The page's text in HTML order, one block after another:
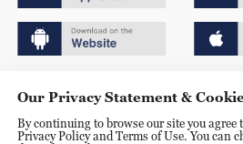
京ICP备20000184号
Our Privacy Statement &
By continuing to browse our site you agree
Privacy Policy and Terms of Use. You can